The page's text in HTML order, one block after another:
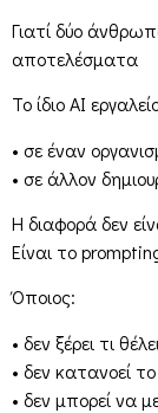
Γιατί δύο
αποτελέσματα
Το ίδιο AI
• σε έναν
• σε άλλον
Η διαφορά δεν
Είναι το
Όποιος:
• δεν ξέρει τι
• δεν κατανοεί
• δεν μπορεί να